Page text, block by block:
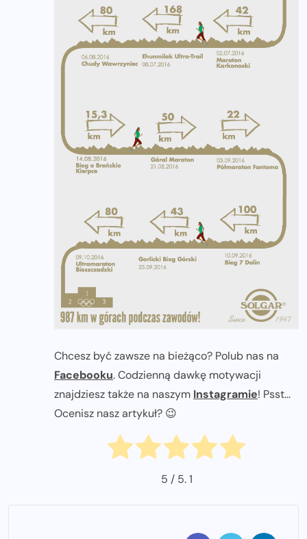
Chcesz być zawsze na bieżąco? Polub nas na
Facebooku. Codzienną dawkę motywacji
znajdziesz także na naszym Instagramie! Psst...
Ocenisz nasz artykuł? 😉
5 / 5.1